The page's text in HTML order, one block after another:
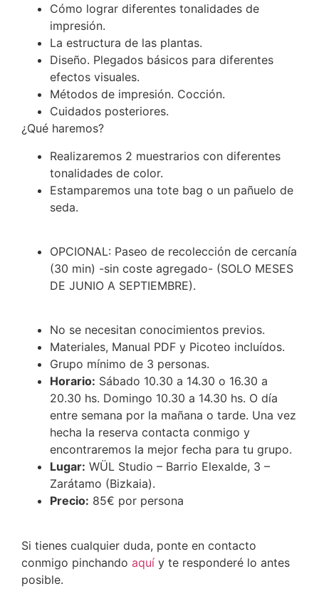
Cómo lograr diferentes tonalidades de
impresión.
La estructura de las plantas.
Diseño. Plegados básicos para diferentes
efectos visuales.
Métodos de impresión. Cocción.
Cuidados posteriores.
¿Qué haremos?
Realizaremos 2 muestrarios con diferentes
tonalidades de color.
Estamparemos una tote bag o un pañuelo de
seda.
OPCIONAL: Paseo de recolección de cercanía
(30 min) -sin coste agregado- (SOLO MESES
DE JUNIO A SEPTIEMBRE).
No se necesitan conocimientos previos.
Materiales, Manual PDF y Picoteo incluídos.
Grupo mínimo de 3 personas.
Horario: Sábado 10.30 a 14.30 o 16.30 a
20.30 hs. Domingo 10.30 a 14.30 hs. O día
entre semana por la mañana o tarde. Una vez
hecha la reserva contacta conmigo y
encontraremos la mejor fecha para tu grupo.
Lugar: WÜL Studio – Barrio Elexalde, 3 –
Zarátamo (Bizkaia).
Precio: 85€ por persona
Si tienes cualquier duda, ponte en contacto
conmigo pinchando aquí y te responderé lo antes
posible.